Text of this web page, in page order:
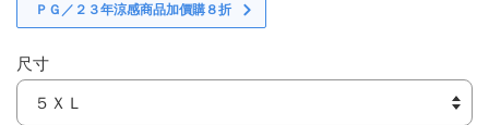
ＰＧ／２３年涼感商品加價購８折
尺寸